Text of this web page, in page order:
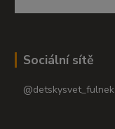
Sociální sítě
@detskysvet_fulnek